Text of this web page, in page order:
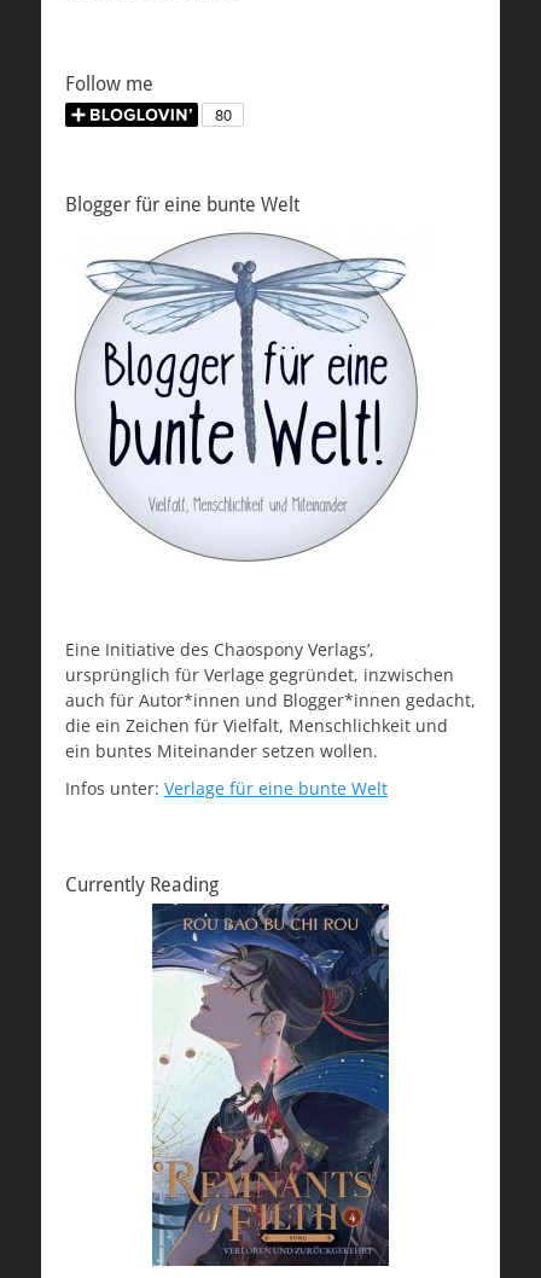
Follow me
Blogger für eine bunte Welt
Eine Initiative des Chaospony Verlags’,
ursprünglich für Verlage gegründet, inzwischen
auch für Autor*innen und Blogger*innen gedacht,
die ein Zeichen für Vielfalt, Menschlichkeit und
ein buntes Miteinander setzen wollen.
Infos unter: Verlage für eine bunte Welt
Currently Reading